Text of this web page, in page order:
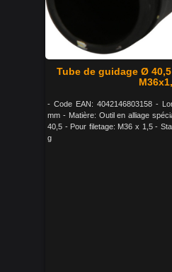
Tube de guidage Ø
- Code EAN: 4042146803158 -
mm - Matière: Outil en alliage
40,5 - Pour filetage: M36 x 1,5 -
g